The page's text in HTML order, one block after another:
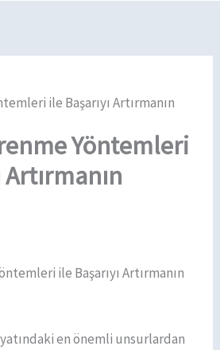
ile Başarıyı Artırmanın
Yöntemleri
Artırmanın
ile Başarıyı Artırmanın
en önemli unsurlardan